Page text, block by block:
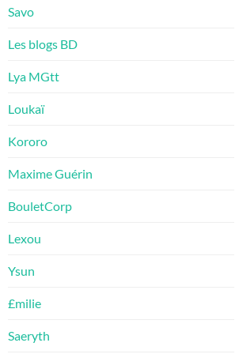
Savo
Les blogs BD
Lya MGtt
Loukaï
Kororo
Maxime Guérin
BouletCorp
Lexou
Ysun
£milie
Saeryth